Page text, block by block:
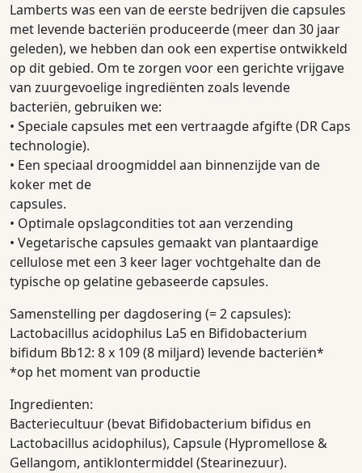
Lamberts was een van de eerste bedrijven die capsules
met levende bacteriën produceerde (meer dan 30 jaar
geleden), we hebben dan ook een expertise ontwikkeld
op dit gebied. Om te zorgen voor een gerichte vrijgave
van zuurgevoelige ingrediënten zoals levende
bacteriën, gebruiken we:
• Speciale capsules met een vertraagde afgifte (DR Caps
technologie).
• Een speciaal droogmiddel aan binnenzijde van de
koker met de
capsules.
• Optimale opslagcondities tot aan verzending
• Vegetarische capsules gemaakt van plantaardige
cellulose met een 3 keer lager vochtgehalte dan de
typische op gelatine gebaseerde capsules.
Samenstelling per dagdosering (= 2 capsules):
Lactobacillus acidophilus La5 en Bifidobacterium
bifidum Bb12: 8 x 109 (8 miljard) levende bacteriën*
*op het moment van productie
Ingredienten:
Bacteriecultuur (bevat Bifidobacterium bifidus en
Lactobacillus acidophilus), Capsule (Hypromellose &
Gellangom, antiklontermiddel (Stearinezuur).